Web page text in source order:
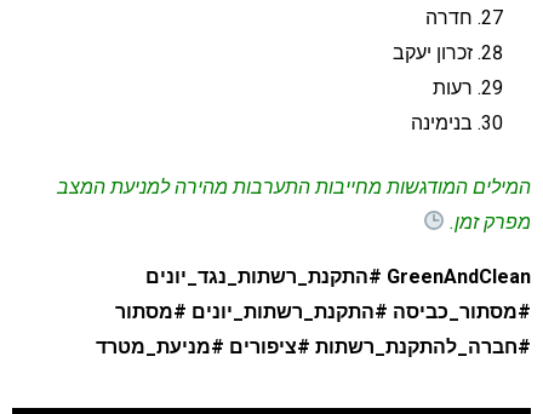
חדרה
זכרון יעקב
רעות
בנימינה
המודגשות מחייבות התערבות מהירה למניעת המצב
זמן.
GreenAndClean
התקנת_רשתות_נגד_יונים
#התקנת_רשתות_יונים #מסתור
#ציפורים #מניעת_מטרד